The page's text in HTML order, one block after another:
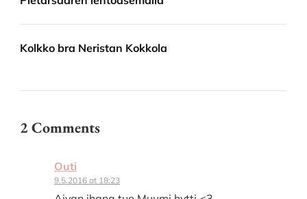
Kolkko bra Neristan Kokkola
2 Comments
Outi
9.5.2016 at 18:23